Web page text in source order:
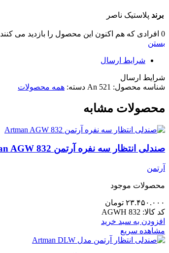
برند پلاستیک ناصر
0 افرادی که هم اکنون این محصول را بازدید می کنند
بستن
شرایط ارسال
شرایط ارسال
شناسه محصول: An 521 دسته: همه محصولات
محصولات مشابه
صندلی انتظار سه نفره آرتمن Artman AGW 832
آرتمن
محصولات موجود
۲۳.۴۵۰.۰۰۰ تومان
کد کالا: AGWH 832
افزودن به سبد خرید
مشاهده سریع